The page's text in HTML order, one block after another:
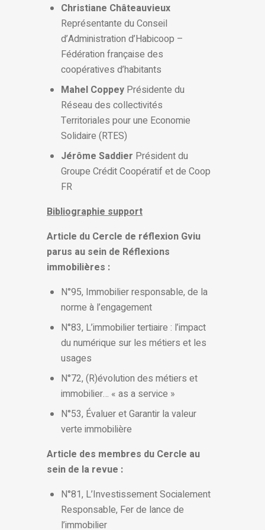
Christiane Châteauvieux
Représentante du Conseil
d’Administration d’Habicoop –
Fédération française des
coopératives d’habitants
Mahel Coppey Présidente du
Réseau des collectivités
Territoriales pour une Economie
Solidaire (RTES)
Jérôme Saddier Président du
Groupe Crédit Coopératif et de Coop
FR
Bibliographie support
Article du Cercle de réflexion Gviu
parus au sein de Réflexions
immobilières :
N°95, Immobilier responsable, de la
norme à l’engagement
N°83, L’immobilier tertiaire : l’impact
du numérique sur les métiers et les
usages
N°72, (R)évolution des métiers et
immobilier… « as a service »
N°53, Évaluer et Garantir la valeur
verte immobilière
Article des membres du Cercle au
sein de la revue :
N°81, L’Investissement Socialement
Responsable, Fer de lance de
l’immobilier